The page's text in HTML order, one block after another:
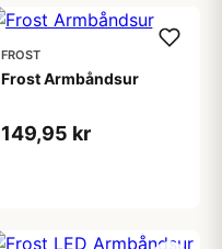
FROST
Frost Armbåndsur
149,95 kr